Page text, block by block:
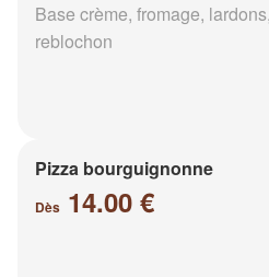
Base crème, fromage,
reblochon
Pizza bourguignonne
Dès 14.00 €